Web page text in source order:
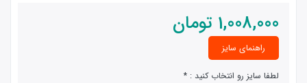
1,008,000 تومان
راهنمای سایز
لطفا سایز رو انتخاب کنید :